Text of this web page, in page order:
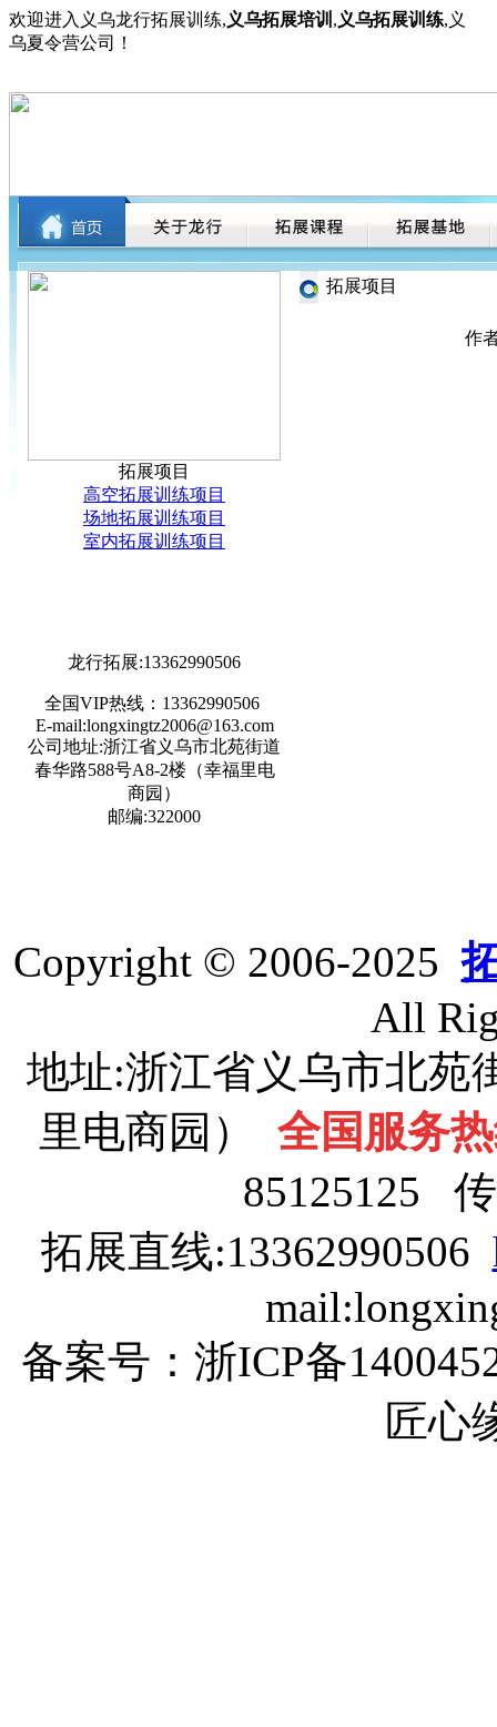
欢迎进入义乌龙行拓展训练, 义乌拓展培训 , 义乌拓展训练,义
乌夏令营公司！
拓展项目
高空拓展训练项目
场地拓展训练项目
室内拓展训练项目
龙行拓展:13362990506
全国VIP热线： 13362990506
E-mail:longxingtz2006@163.com
公司地址:浙江省义乌市北苑街道
春华路588号A8-2楼（幸福里电
商园）
邮编:322000
拓展项目
作
Copyright © 2006-2025
All
地址:浙江省义乌市北苑
里电商园） 全国服务
85125125
拓展直线:13362990506
备案号：浙ICP备
匠心